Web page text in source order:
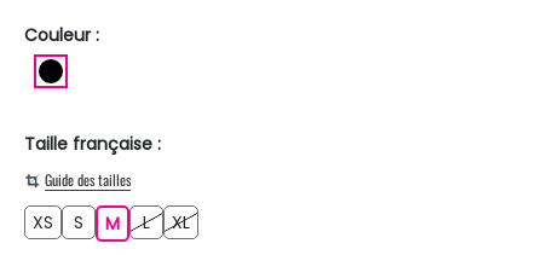
Couleur :
Taille française :
Guide des tailles
XS S MM LL XLXL